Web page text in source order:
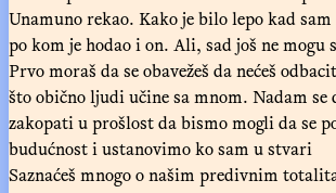
Unamuno rekao. Kako je bilo lepo kad
po kom je hodao i on. Ali, sad još ne
Prvo moraš da se obavežeš da nećeš
što obično ljudi učine sa mnom. Nadam se
zakopati u prošlost da bismo mogli da se
budućnost i ustanovimo ko sam u stvari
Saznaćeš mnogo o našim predivnim